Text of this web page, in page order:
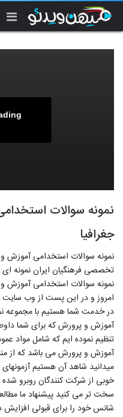
نمونه سوالات
جغرافیا
نمونه سوالات استخدامی آموزش
تخصصی فرهنگیان ایران نمونه ای
نمونه سوالات استخدامی آموزش و
امروز و در این پست از وب
در خدمت شما هستیم با مجموعه
آموزش و پرورش که برای شما
تنظیم نموده ایم که شامل مواد
آموزش و پرورش می باشد که از
میدانید شاهد آن هستیم
خوبی از شرکت کنندگان روبرو شده
سخت تر می کنید پیشنهاد ما
شانس خود را برای قبولی افزایش